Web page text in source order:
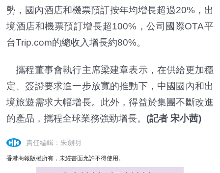
勢，國內酒店和機票預訂按年均增長超過20%，出
境酒店和機票預訂增長超100%，公司國際OTA平
台Trip.com的總收入增長約80%。
攜程董事會執行主席梁建章表示，在供給更加穩
定、簽證要求進一步放寬的推動下，中國國內和出
境旅遊需求大幅增長。此外，得益於集團不斷改進
的產品，攜程全球業務強勁增長。 (記者 宋小茜)
責任編輯：朱劍明
香港商報版權所有，未經書面允許不得使用。